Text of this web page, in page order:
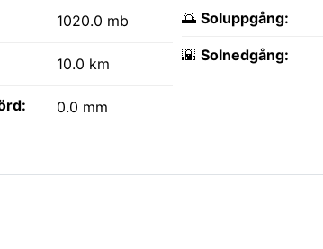
1020.0 mb
10.0 km
0.0 mm
🌅 Soluppgång:
🌇 Solnedgång: